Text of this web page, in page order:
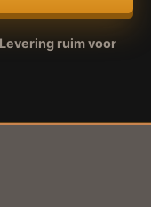
ruim voor